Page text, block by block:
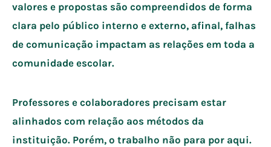
valores e propostas são compreendidos de forma
clara pelo público interno e externo, afinal, falhas
de comunicação impactam as relações em toda a
comunidade escolar.
Professores e colaboradores precisam estar
alinhados com relação aos métodos da
instituição. Porém, o trabalho não para por aqui.